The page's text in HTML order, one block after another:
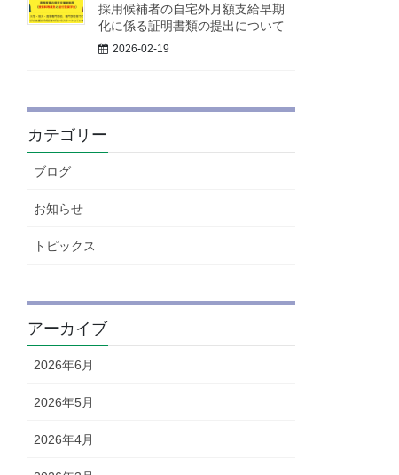
採用候補者の自宅外月額支給早期
化に係る証明書類の提出について
2026-02-19
カテゴリー
ブログ
お知らせ
トピックス
アーカイブ
2026年6月
2026年5月
2026年4月